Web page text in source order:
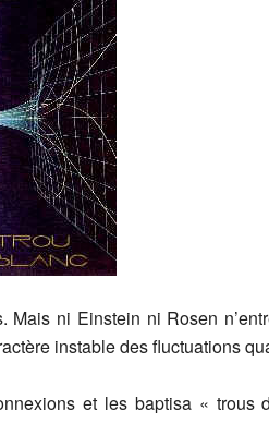
ni Einstein ni Rosen
instable des fluctuations
et les baptisa « trous